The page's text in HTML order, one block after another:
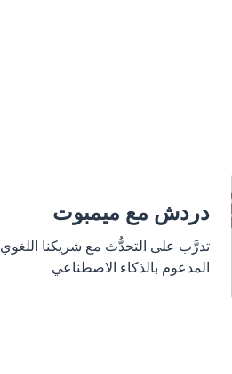
دردش مع ميمبوت
تدرَّب على التحدُّث مع شريكنا اللغوي
المدعوم بالذكاء الاصطناعي